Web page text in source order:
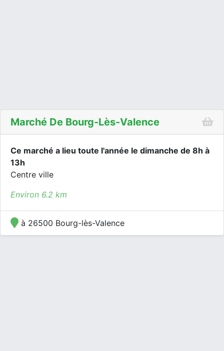
Marché De Bourg-Lès-Valence
Ce marché a lieu toute l'année le dimanche de 8h à
13h
Centre ville
Environ 6.2 km
à 26500 Bourg-lès-Valence